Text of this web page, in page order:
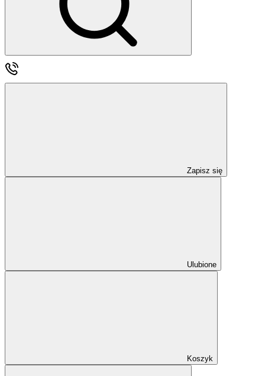
Zapisz się
Ulubione
Koszyk